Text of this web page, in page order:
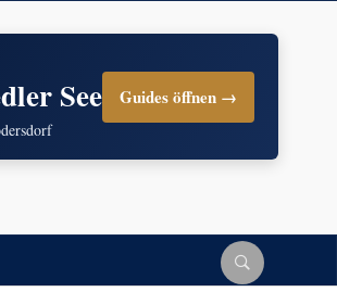
See Guides öffnen →